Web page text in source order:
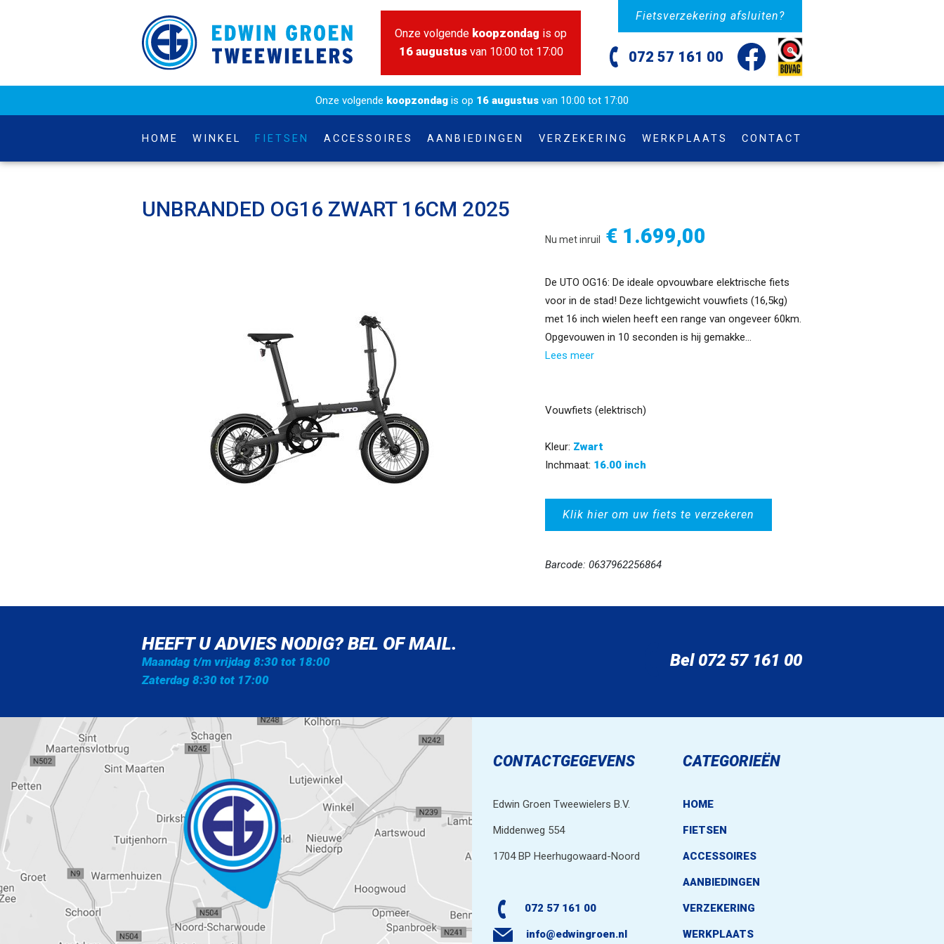
Onze volgende koopzondag is op
16 augustusvan 10:00 tot 17:00
Fietsverzekering afsluiten?
072 57 161 00
Onze volgende koopzondag is op 16 augustus van 10:00 tot 17:00
HOME WINKEL FIETSEN ACCESSOIRES AANBIEDINGEN VERZEKERING WERKPLAATS CONTACT
UNBRANDED OG16 ZWART 16CM 2025
Nu met inruil € 1.699,00
De UTO OG16: De ideale opvouwbare elektrische fiets
voor in de stad! Deze lichtgewicht vouwfiets (16,5kg)
met 16 inch wielen heeft een range van ongeveer 60km.
Opgevouwen in 10 seconden is hij gemakke...
Lees meer
Vouwfiets (elektrisch)
Kleur: Zwart
Inchmaat: 16.00 inch
Klik hier om uw fiets te verzekeren
Barcode: 0637962256864
HEEFT U ADVIES NODIG? BEL OF MAIL.
Maandag t/m vrijdag 8:30 tot 18:00
Zaterdag 8:30 tot 17:00
Bel 072 57 161 00
CONTACTGEGEVENS
Edwin Groen Tweewielers B.V.
Middenweg 554
1704 BP Heerhugowaard-Noord
072 57 161 00
info@edwingroen.nl
CATEGORIEËN
HOME
FIETSEN
ACCESSOIRES
AANBIEDINGEN
VERZEKERING
WERKPLAATS